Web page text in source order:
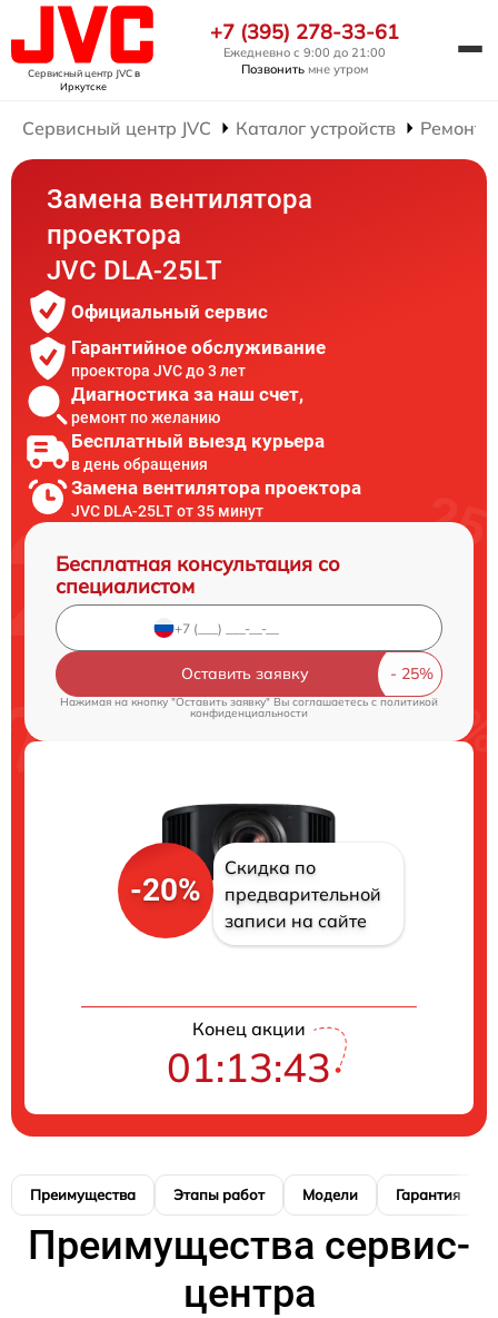
Сервисный центр JVCв
Иркутске
+7 (395) 278-33-61
Ежедневно с 9:00 до 21:00
Позвонить мне утром
Сервисный центр JVC Каталог устройств Ремонт
Замена вентилятора
проектора
JVC DLA-25LT
Официальный сервис
Гарантийное обслуживание
проектора JVC до 3 лет
Диагностика за наш счет,
ремонт по желанию
Бесплатный выезд курьера
в день обращения
Замена вентилятора проектора
JVC DLA-25LT от 35 минут
Бесплатная консультация со
специалистом
Оставить заявку
Нажимая на кнопку "Оставить заявку" Вы соглашаетесь cполитикой
конфиденциальности
-20%
Скидка по
предварительной
записи на сайте
Конец акции
01:13:42
Преимущества Этапы работ Модели Гарантия
Преимущества сервис-
центра